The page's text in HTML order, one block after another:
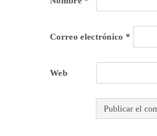
Correo electrónico *
Web